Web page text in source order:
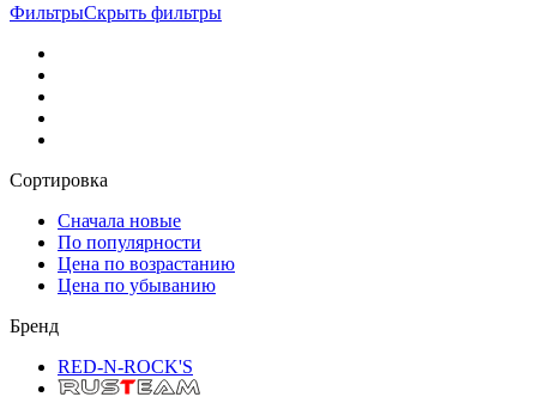
ФильтрыСкрыть фильтры
Сортировка
Сначала новые
По популярности
Цена по возрастанию
Цена по убыванию
Бренд
RED-N-ROCK'S